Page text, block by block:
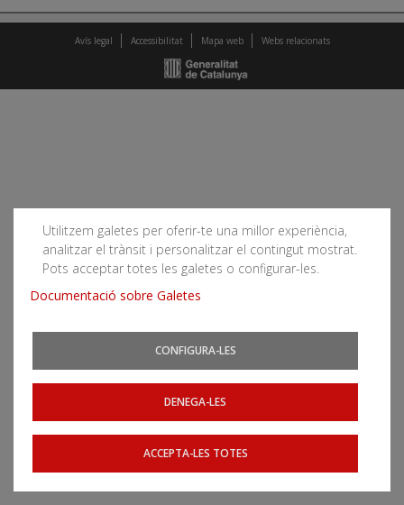
Utilitzem galetes per oferir-te una millor experiència,
analitzar el trànsit i personalitzar el contingut mostrat.
Pots acceptar totes les galetes o configurar-les.
Documentació sobre Galetes
CONFIGURA-LES
DENEGA-LES
ACCEPTA-LES TOTES
Avís legal Accessibilitat Mapa web Webs relacionats